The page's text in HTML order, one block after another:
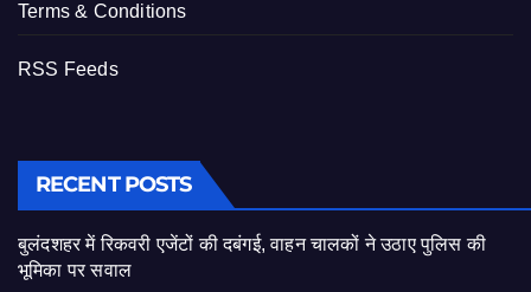
Terms & Conditions
RSS Feeds
RECENT POSTS
बुलंदशहर में रिकवरी एजेंटों की दबंगई, वाहन चालकों ने उठाए पुलिस की
भूमिका पर सवाल